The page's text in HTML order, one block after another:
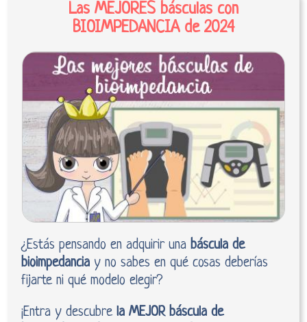
Las MEJORES básculas con
BIOIMPEDANCIA de 2024
¿Estás pensando en adquirir unabáscula de
bioimpedancia y no sabes en qué cosas deberías
fijarte ni qué modelo elegir?
¡Entra y descubrela MEJOR báscula de